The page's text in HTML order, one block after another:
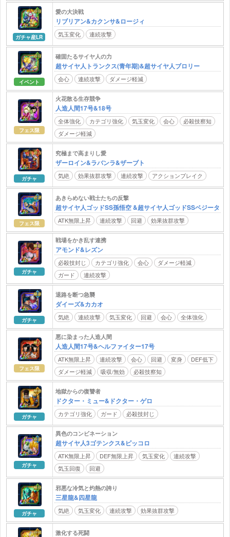
ガチャ産LR
愛の大決戦
リブリアン&カクンサ&ロージィ
気玉変化 連続攻撃
イベント
確固たるサイヤ人の力
超サイヤ人トランクス(青年期)&超サイヤ人ブロリー
会心 連続攻撃 ダメージ軽減
フェス限
火花散る生存競争
人造人間17号&18号
全体強化 カテゴリ強化 気玉変化 会心
必殺技察知
ダメージ軽減
ガチャ
究極まで高まりし愛
ザーロイン&ラバンラ&ザーブト
気絶 効果抜群攻撃 連続攻撃 アクションブレイク
フェス限
あきらめない戦士たちの反撃
超サイヤ人ゴッドSS孫悟空 &超サイヤ人ゴッドSSベジータ
ATK無限上昇 連続攻撃 回避 効果抜群攻撃
ガチャ
戦場をかき乱す連携
アモンド&レズン
必殺技封じ カテゴリ強化 会心
ダメージ軽減
ガード
連続攻撃
ガチャ
退路を断つ急襲
ダイーズ&カカオ
気絶 連続攻撃 気玉変化 回避 会心 全体強化
フェス限
悪に染まった人造人間
人造人間17号&ヘルファイター17号
ATK無限上昇 連続攻撃 会心 回避 変身
DEF低下
ダメージ軽減
吸収/無効 必殺技察知
ガチャ
地獄からの復讐者
ドクター・ミュー&ドクター・ゲロ
カテゴリ強化 ガード 必殺技封じ
ガチャ
異色のコンビネーション
超サイヤ人3ゴテンクス&ピッコロ
ATK無限上昇 DEF無限上昇 気玉変化
連続攻撃
気玉回復
回避
ガチャ
邪悪な冷気と灼熱の誇り
三星龍&四星龍
気絶 気玉変化 連続攻撃 効果抜群攻撃
激化する死闘